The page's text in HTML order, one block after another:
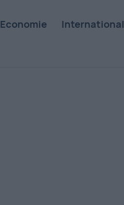
Economie International